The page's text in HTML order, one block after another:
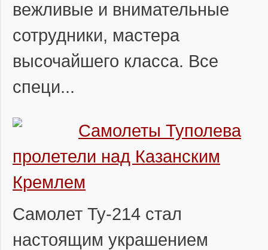
вежливые и внимательные
сотрудники, мастера
высочайшего класса. Все
специ...
Самолеты Туполева
пролетели над Казанским
Кремлем
Самолет Ту-214 стал
настоящим украшением